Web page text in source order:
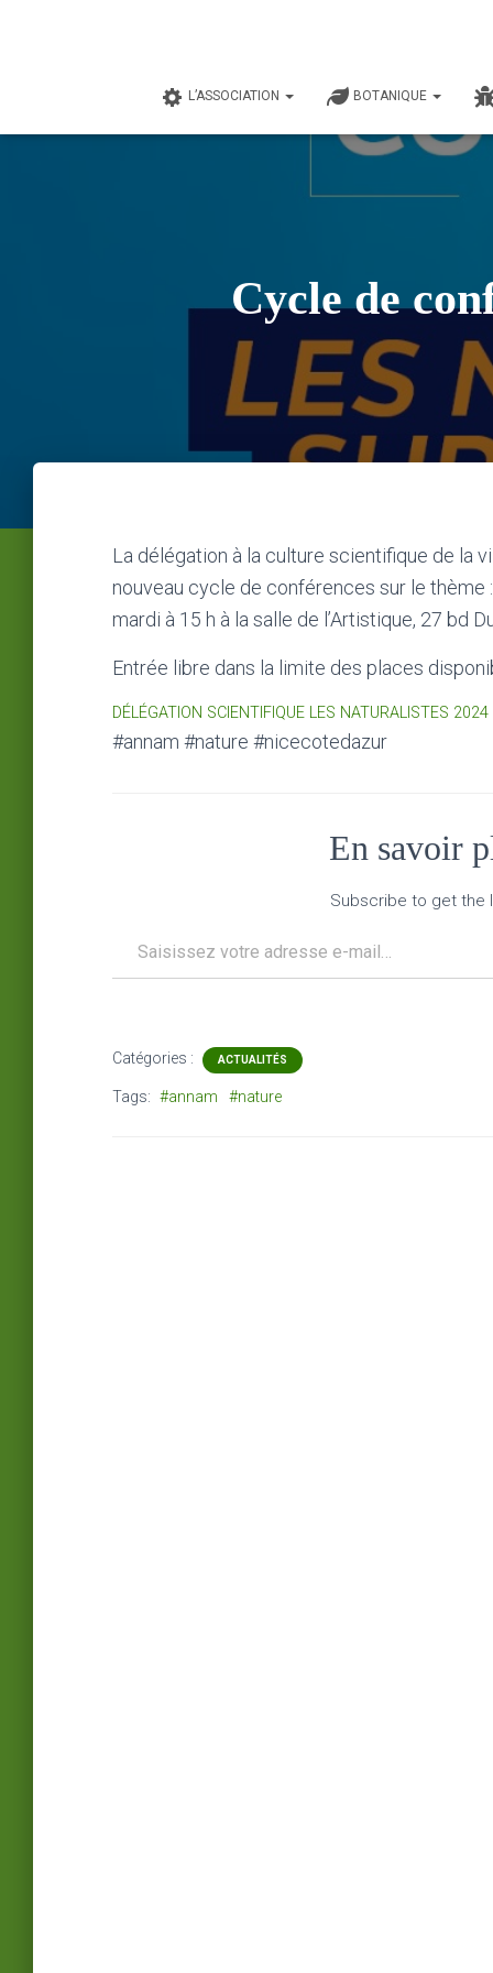
L’ASSOCIATION BOTANIQUE
Cycle de
La délégation à la culture scientifique de la
nouveau cycle de conférences sur le thème
mardi à 15 h à la salle de l’Artistique, 27 bd
Entrée libre dans la limite des places
DÉLÉGATION SCIENTIFIQUE LES NATURALISTES
#annam #nature #nicecotedazur
En savoir
Subscribe to get the
Catégories : ACTUALITÉS
Tags: #annam #nature